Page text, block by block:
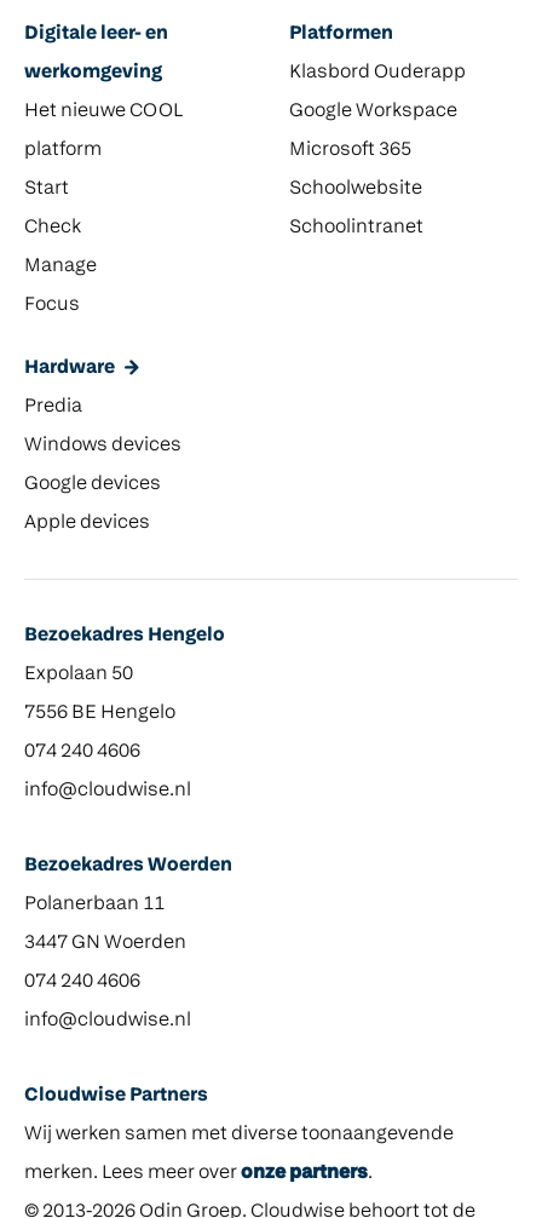
Digitale leer- en
werkomgeving
Het nieuwe COOL
platform
Start
Check
Manage
Focus
Platformen
Klasbord Ouderapp
Google Workspace
Microsoft 365
Schoolwebsite
Schoolintranet
Hardware
Predia
Windows devices
Google devices
Apple devices
Bezoekadres Hengelo
Expolaan 50
7556 BE Hengelo
074 240 4606
info@cloudwise.nl
Bezoekadres Woerden
Polanerbaan 11
3447 GN Woerden
074 240 4606
info@cloudwise.nl
Cloudwise Partners
Wij werken samen met diverse toonaangevende
merken. Lees meer overonze partners.
© 2013-2026 Odin Groep. Cloudwise behoort tot de